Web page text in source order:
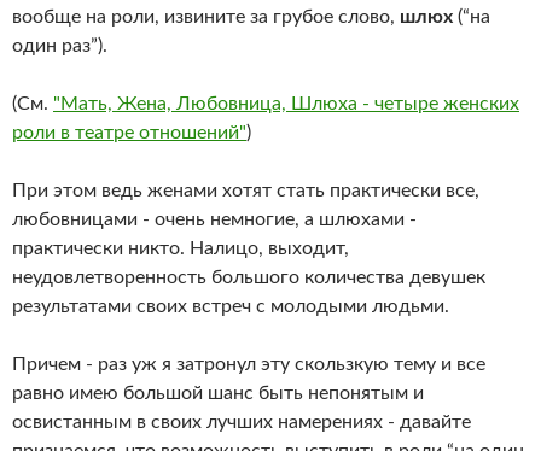
вообще на роли, извините за грубое слово, шлюх (“на
один раз”).
(См. "Мать, Жена, Любовница, Шлюха - четыре женских
роли в театре отношений")
При этом ведь женами хотят стать практически все,
любовницами - очень немногие, а шлюхами -
практически никто. Налицо, выходит,
неудовлетворенность большого количества девушек
результатами своих встреч с молодыми людьми.
Причем - раз уж я затронул эту скользкую тему и все
равно имею большой шанс быть непонятым и
освистанным в своих лучших намерениях - давайте